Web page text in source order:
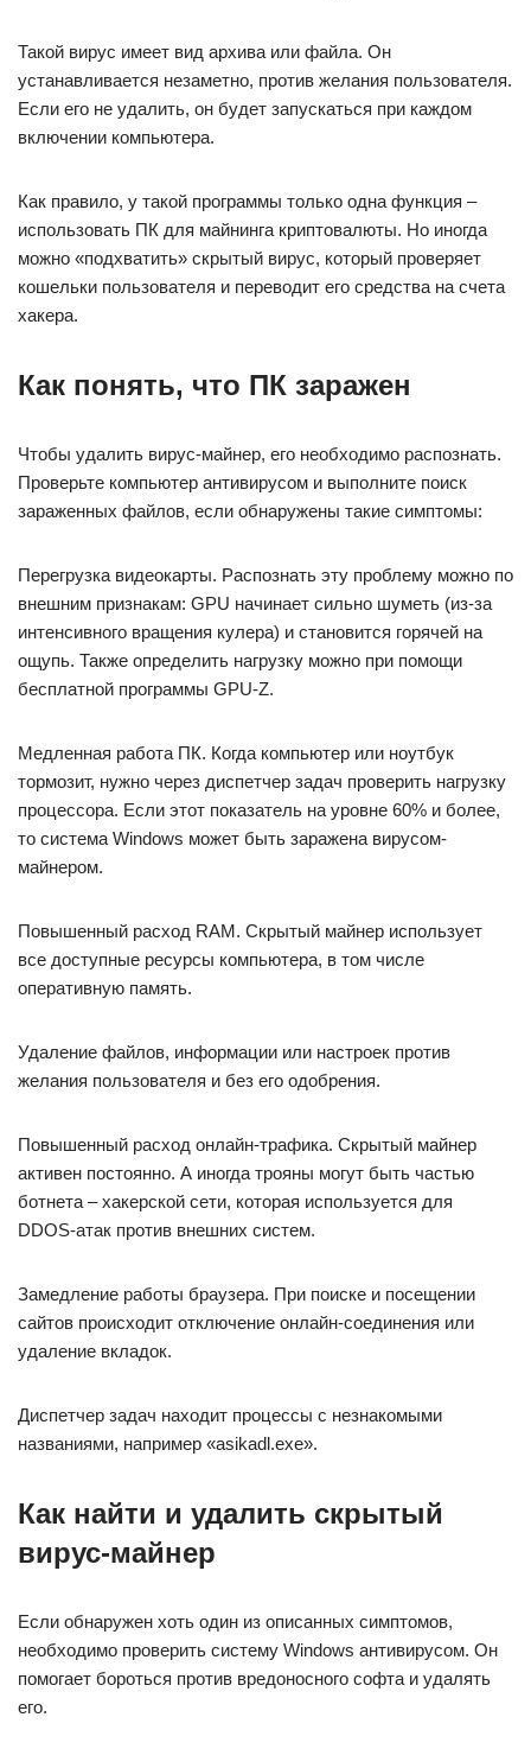
Такой вирус имеет вид архива или файла. Он
устанавливается незаметно, против желания пользователя.
Если его не удалить, он будет запускаться при каждом
включении компьютера.
Как правило, у такой программы только одна функция –
использовать ПК для майнинга криптовалюты. Но иногда
можно «подхватить» скрытый вирус, который проверяет
кошельки пользователя и переводит его средства на счета
хакера.
Как понять, что ПК заражен
Чтобы удалить вирус-майнер, его необходимо распознать.
Проверьте компьютер антивирусом и выполните поиск
зараженных файлов, если обнаружены такие симптомы:
Перегрузка видеокарты. Распознать эту проблему можно по
внешним признакам: GPU начинает сильно шуметь (из-за
интенсивного вращения кулера) и становится горячей на
ощупь. Также определить нагрузку можно при помощи
бесплатной программы GPU-Z.
Медленная работа ПК. Когда компьютер или ноутбук
тормозит, нужно через диспетчер задач проверить нагрузку
процессора. Если этот показатель на уровне 60% и более,
то система Windows может быть заражена вирусом-
майнером.
Повышенный расход RAM. Скрытый майнер использует
все доступные ресурсы компьютера, в том числе
оперативную память.
Удаление файлов, информации или настроек против
желания пользователя и без его одобрения.
Повышенный расход онлайн-трафика. Скрытый майнер
активен постоянно. А иногда трояны могут быть частью
ботнета – хакерской сети, которая используется для
DDOS-атак против внешних систем.
Замедление работы браузера. При поиске и посещении
сайтов происходит отключение онлайн-соединения или
удаление вкладок.
Диспетчер задач находит процессы с незнакомыми
названиями, например «asikadl.exe».
Как найти и удалить скрытый
вирус-майнер
Если обнаружен хоть один из описанных симптомов,
необходимо проверить систему Windows антивирусом. Он
помогает бороться против вредоносного софта и удалять
его.